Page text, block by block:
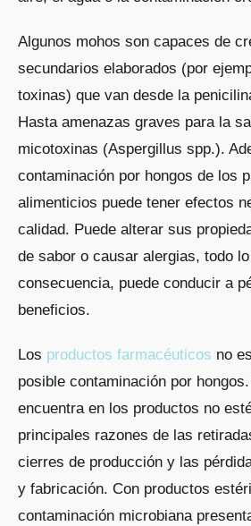
Algunos mohos son capaces de
secundarios elaborados (por
toxinas) que van desde la
Hasta amenazas graves para la
micotoxinas (Aspergillus spp.).
contaminación por hongos de los
alimenticios puede tener efectos
calidad. Puede alterar sus
de sabor o causar alergias, todo
consecuencia, puede conducir a
beneficios.
Los productos farmacéuticos no
posible contaminación por
encuentra en los productos no
principales razones de las
cierres de producción y las
y fabricación. Con productos
contaminación microbiana